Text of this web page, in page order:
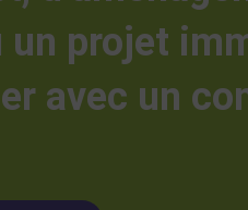
projet
avec un